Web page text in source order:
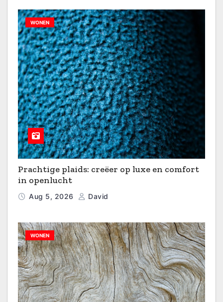
WONEN
Prachtige plaids: creëer op luxe en comfort
in openlucht
Aug 5, 2026 David
WONEN